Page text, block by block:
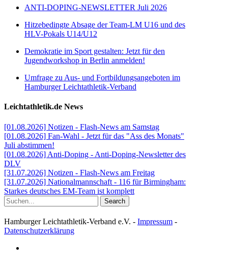
ANTI-DOPING-NEWSLETTER Juli 2026
Hitzebedingte Absage der Team-LM U16 und des
HLV-Pokals U14/U12
Demokratie im Sport gestalten: Jetzt für den
Jugendworkshop in Berlin anmelden!
Umfrage zu Aus- und Fortbildungsangeboten im
Hamburger Leichtathletik-Verband
Leichtathletik.de News
[01.08.2026] Notizen - Flash-News am Samstag
[01.08.2026] Fan-Wahl - Jetzt für das "Ass des Monats"
Juli abstimmen!
[01.08.2026] Anti-Doping - Anti-Doping-Newsletter des
DLV
[31.07.2026] Notizen - Flash-News am Freitag
[31.07.2026] Nationalmannschaft - 116 für Birmingham:
Starkes deutsches EM-Team ist komplett
Search
Hamburger Leichtathletik-Verband e.V. - Impressum -
Datenschutzerklärung